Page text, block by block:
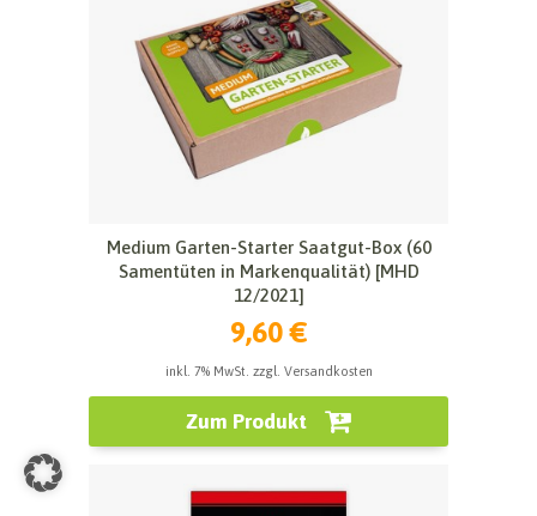
Medium Garten-Starter Saatgut-Box (60
Samentüten in Markenqualität) [MHD
12/2021]
9,60 €
inkl. 7% MwSt. zzgl. Versandkosten
Zum Produkt